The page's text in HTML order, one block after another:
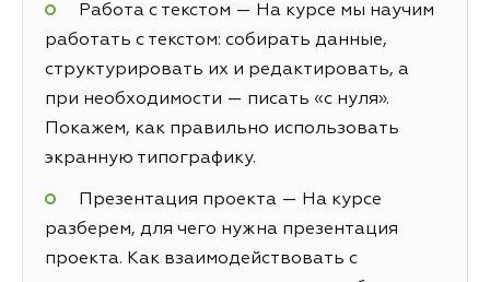
Работа с текстом — На курсе мы научим
работать с текстом: собирать данные,
структурировать их и редактировать, а
при необходимости — писать «с нуля».
Покажем, как правильно использовать
экранную типографику.
Презентация проекта — На курсе
разберем, для чего нужна презентация
проекта. Как взаимодействовать с